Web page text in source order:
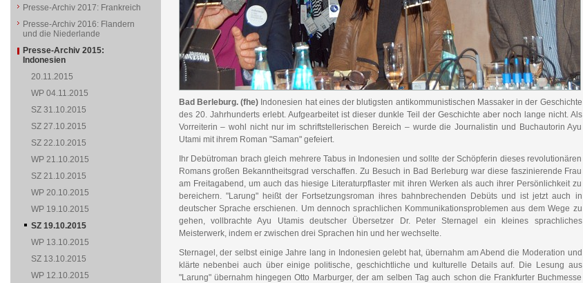
Bad Berleburg. (fhe) Indonesien hat eines der blutigsten antikommunistischen Massaker in der Geschichte
des 20. Jahrhunderts erlebt. Aufgearbeitet ist dieser dunkle Teil der Geschichte aber noch lange nicht. Als
Vorreiterin – wohl nicht nur im schriftstellerischen Bereich – wurde die Journalistin und Buchautorin Ayu
Utami mit ihrem Roman "Saman" gefeiert.
Ihr Debütroman brach gleich mehrere Tabus in Indonesien und sollte der Schöpferin dieses revolutionären
Romans großen Bekanntheitsgrad verschaffen. Zu Besuch in Bad Berleburg war diese faszinierende Frau
am Freitagabend, um auch das hiesige Literaturpflaster mit ihren Werken als auch ihrer Persönlichkeit zu
bereichern. "Larung" heißt der Fortsetzungsroman ihres bahnbrechenden Debüts und ist jetzt auch in
deutscher Sprache erschienen. Um dennoch sprachlichen Kommunikationsproblemen aus dem Wege zu
gehen, vollbrachte Ayu Utamis deutscher Übersetzer Dr. Peter Sternagel ein kleines sprachliches
Meisterwerk, indem er zwischen drei Sprachen hin und her wechselte.
Sternagel, der selbst einige Jahre lang in Indonesien gelebt hat, übernahm am Abend die Moderation und
klärte nebenbei auch über einige politische, geschichtliche und kulturelle Details auf. Die Lesung aus
"Larung" übernahm hingegen Otto Marburger, der am selben Tag auch schon die Frankfurter Buchmesse
Presse-Archiv 2017: Frankreich
Presse-Archiv 2016: Flandern
und die Niederlande
Presse-Archiv 2015:
Indonesien
20.11.2015
WP 04.11.2015
SZ 31.10.2015
SZ 27.10.2015
SZ 22.10.2015
WP 21.10.2015
SZ 21.10.2015
WP 20.10.2015
WP 19.10.2015
SZ 19.10.2015
WP 13.10.2015
SZ 13.10.2015
WP 12.10.2015